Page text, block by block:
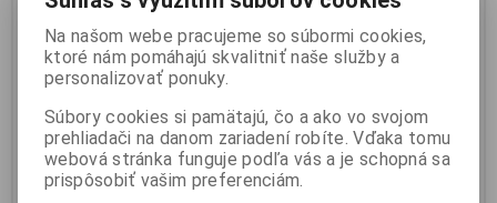
Batéria olovená bezúdržbová
UPS 12-7
Batéria olovená bezúdržbová
UPS 12-18
Na našom webe pracujeme so súbormi cookies,
ktoré nám pomáhajú skvalitniť naše služby a
personalizovať ponuky.
Súbory cookies si pamätajú, čo a ako vo svojom
prehliadači na danom zariadení robíte. Vďaka tomu
webová stránka funguje podľa vás a je schopná sa
prispôsobiť vašim preferenciám.